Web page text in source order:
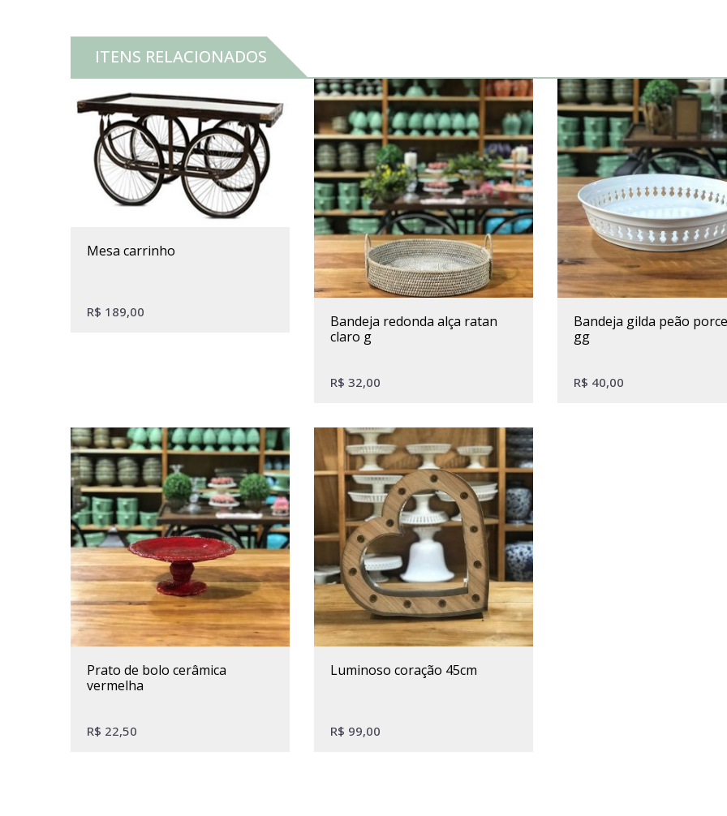
ITENS RELACIONADOS
mesa carrinho
R$ 189,00
bandeja redonda alça ratan
claro g
R$ 32,00
bandeja gilda peão porcelana
gg
R$ 40,00
prato de bolo cerâmica
vermelha
R$ 22,50
luminoso coração 45cm
R$ 99,00